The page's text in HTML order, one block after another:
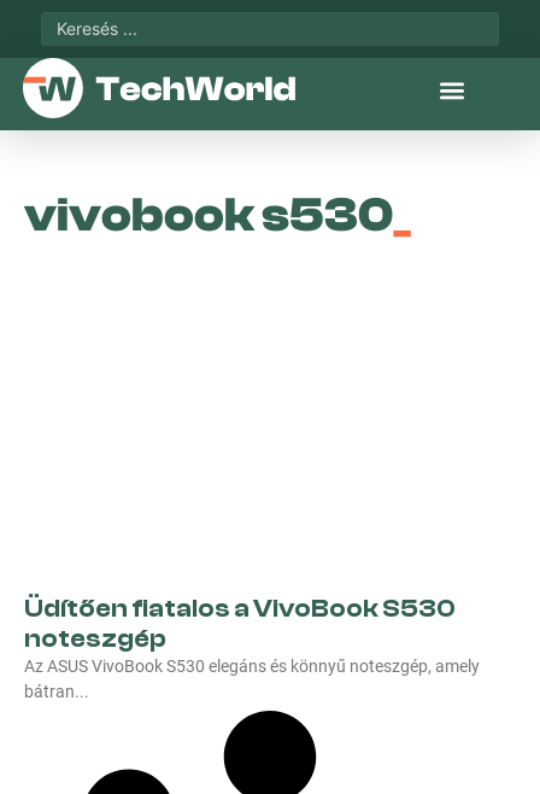
vivobook s530
Üdítően fiatalos a VivoBook S530
noteszgép
Az ASUS VivoBook S530 elegáns és könnyű noteszgép, amely
bátran